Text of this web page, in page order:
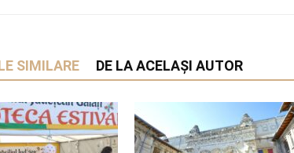
SIMILARE DE LA ACELAȘI AUTOR